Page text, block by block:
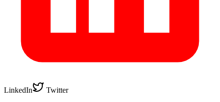
LinkedIn
Twitter